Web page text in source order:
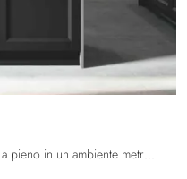
Il fascino dell’anta a telaio si mescola a pieno in un ambiente metropolitano, dove il legno ed il cemento convivono assieme generando un ...